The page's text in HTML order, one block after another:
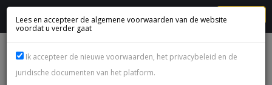
FC 26 TRANSFERMARKT - COMPLETE GIDS
Lees en accepteer de algemene voorwaarden van de website
voordat u verder gaat
Ik accepteer de nieuwe voorwaarden, het privacybeleid en de
juridische documenten van het platform.